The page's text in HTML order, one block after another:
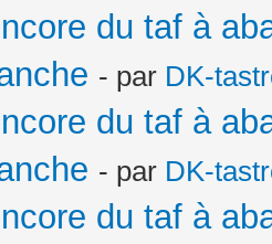
du taf à
- par DK-
du taf à
- par DK-
du taf à